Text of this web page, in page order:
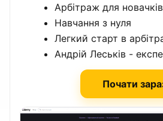
Арбітраж для новачків
Навчання з нуля
Легкий старт в
Андрій Леськів -
Почати